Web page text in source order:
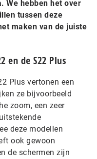
We hebben het over
tussen deze
maken van de juiste
en de S22 Plus
Plus vertonen een
ze bijvoorbeeld
zoom, een zeer
deze modellen
ook gewoon
de schermen zijn